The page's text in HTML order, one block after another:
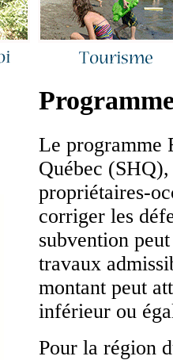
Le programme
Québec
propriétaires-
corriger les
subvention
travaux
montant peut
inférieur ou
Pour la région